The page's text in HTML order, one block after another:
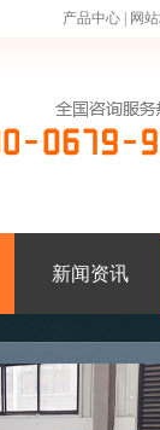
产品中心 网
新闻资讯